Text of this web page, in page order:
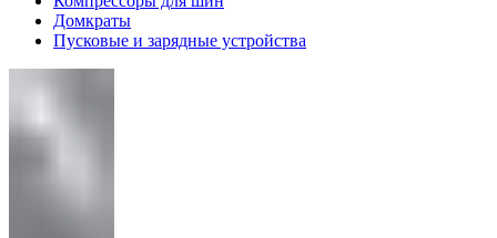
Домкраты
Пусковые и зарядные устройства